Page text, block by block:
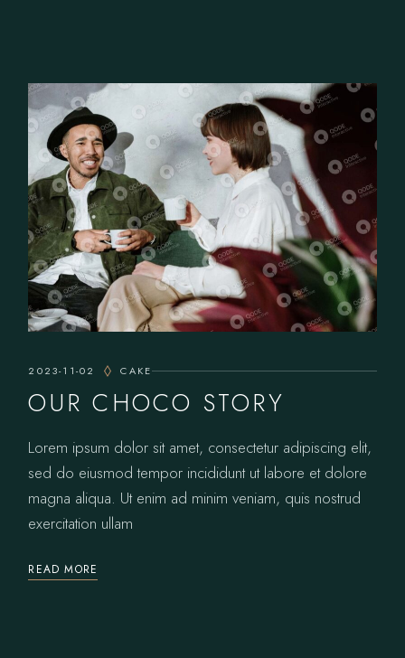
2023-11-02 CAKE
OUR CHOCO STORY
Lorem ipsum dolor sit amet, consectetur adipiscing elit,
sed do eiusmod tempor incididunt ut labore et dolore
magna aliqua. Ut enim ad minim veniam, quis nostrud
exercitation ullam
READ MORE